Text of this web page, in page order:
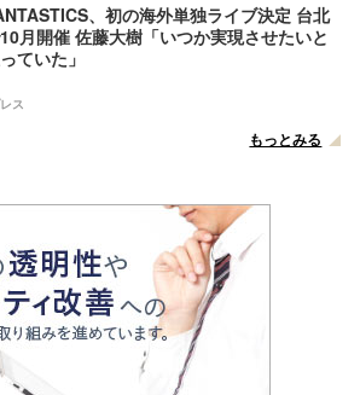
、初の海外単独ライブ決定 台北
月開催 佐藤大樹「いつか実現させたいと
ていた」
ス
もっとみる